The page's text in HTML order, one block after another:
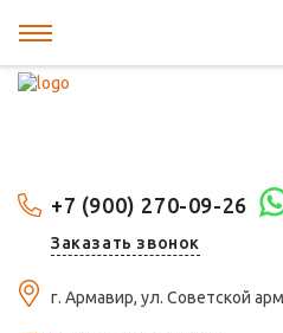
+7 (900) 270-09-26
Заказать звонок
г. Армавир, ул. Советской